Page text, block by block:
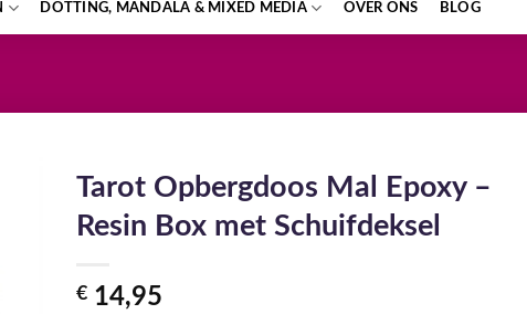
DOTTING, MANDALA & MIXED MEDIA OVER ONS BLOG
Tarot Opbergdoos Mal Epoxy –
Resin Box met Schuifdeksel
€ 14,95